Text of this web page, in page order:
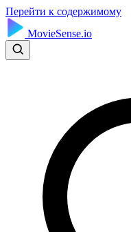
Перейти к содержимому
MovieSense.io